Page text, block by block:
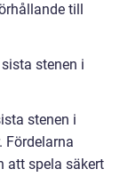
till
stenen i
stenen i
Fördelarna
att spela säkert